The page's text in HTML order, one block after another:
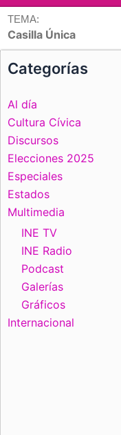
TEMA:
Casilla Única
Categorías
Al día
Cultura Cívica
Discursos
Elecciones 2025
Especiales
Estados
Multimedia
INE TV
INE Radio
Podcast
Galerías
Gráficos
Internacional